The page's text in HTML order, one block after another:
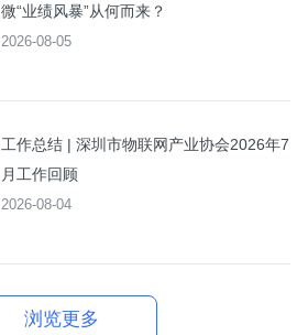
微“业绩风暴”从何而来？
2026-08-05
工作总结 | 深圳市物联网产业协会2026年7
月工作回顾
2026-08-04
浏览更多